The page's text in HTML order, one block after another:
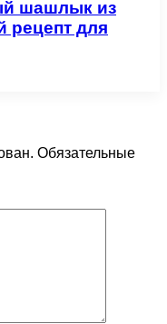
шашлык из
рецепт для
Обязательные